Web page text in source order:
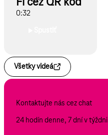
0:32
Všetky videá
Kontaktujte nás cez chat
24 hodín denne, 7 dní v týždni